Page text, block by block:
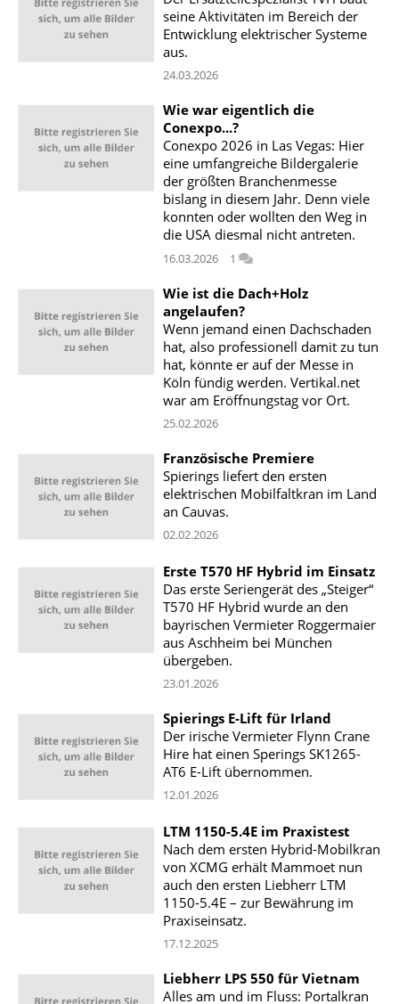
seine Aktivitäten im Bereich der
Entwicklung elektrischer Systeme
aus.
24.03.2026
Wie war eigentlich die
Conexpo...?
Conexpo 2026 in Las Vegas: Hier
eine umfangreiche Bildergalerie
der größten Branchenmesse
bislang in diesem Jahr. Denn viele
konnten oder wollten den Weg in
die USA diesmal nicht antreten.
16.03.2026 1
Wie ist die Dach+Holz
angelaufen?
Wenn jemand einen Dachschaden
hat, also professionell damit zu tun
hat, könnte er auf der Messe in
Köln fündig werden. Vertikal.net
war am Eröffnungstag vor Ort.
25.02.2026
Französische Premiere
Spierings liefert den ersten
elektrischen Mobilfaltkran im Land
an Cauvas.
02.02.2026
Erste T570 HF Hybrid im Einsatz
Das erste Seriengerät des „Steiger“
T570 HF Hybrid wurde an den
bayrischen Vermieter Roggermaier
aus Aschheim bei München
übergeben.
23.01.2026
Spierings E-Lift für Irland
Der irische Vermieter Flynn Crane
Hire hat einen Sperings SK1265-
AT6 E-Lift übernommen.
12.01.2026
LTM 1150-5.4E im Praxistest
Nach dem ersten Hybrid-Mobilkran
von XCMG erhält Mammoet nun
auch den ersten Liebherr LTM
1150-5.4E – zur Bewährung im
Praxiseinsatz.
17.12.2025
Liebherr LPS 550 für Vietnam
Alles am und im Fluss: Portalkran